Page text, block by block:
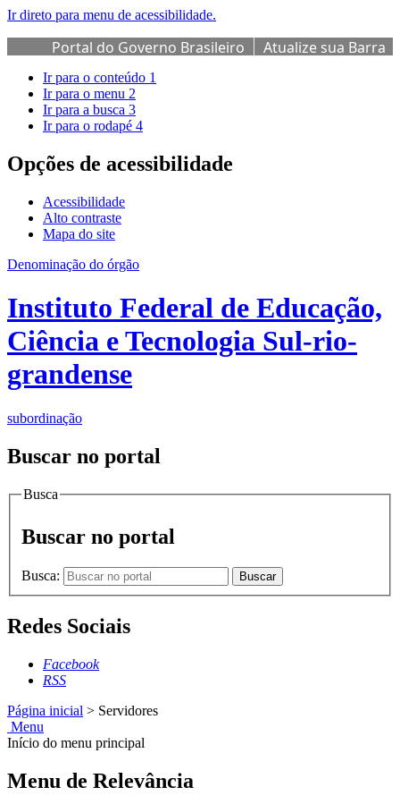
Ir direto para menu de acessibilidade.
Portal do Governo Brasileiro
Atualize sua Barra
de Governo
Ir para o conteúdo 1
Ir para o menu 2
Ir para a busca 3
Ir para o rodapé 4
Opções de acessibilidade
Acessibilidade
Alto contraste
Mapa do site
Denominação do órgão
Instituto Federal de Educação,
Ciência e Tecnologia Sul-rio-
grandense
subordinação
Buscar no portal
Busca
Buscar no portal
Busca: Buscar
Redes Sociais
Facebook
RSS
Página inicial > Servidores
Menu
Início do menu principal
Menu de Relevância